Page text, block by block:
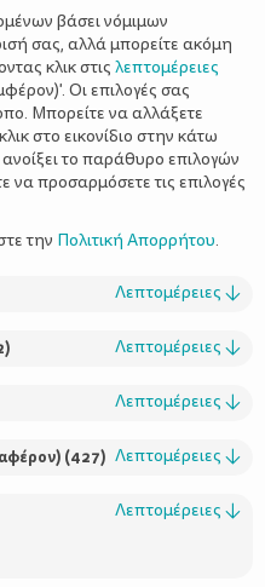
για μια
βάσει νόμιμων
σας, αλλά μπορείτε ακόμη
κλικ στις λεπτομέρειες
Οι επιλογές σας
Μπορείτε να αλλάξετε
στο εικονίδιο στην κάτω
το παράθυρο επιλογών
προσαρμόσετε τις επιλογές
την Πολιτική Απορρήτου.
Λεπτομέρειες ↓
) Λεπτομέρειες ↓
Λεπτομέρειες ↓
(427) Λεπτομέρειες ↓
Λεπτομέρειες ↓